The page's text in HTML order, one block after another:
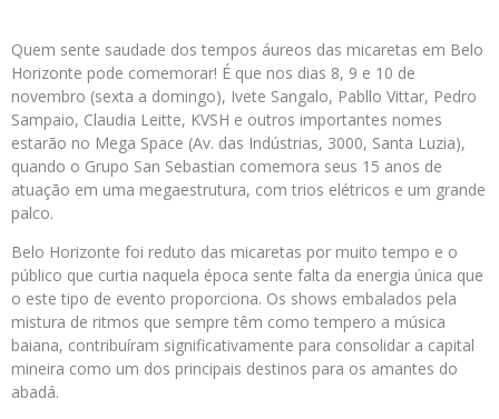
Quem sente saudade dos tempos áureos das micaretas em Belo
Horizonte pode comemorar! É que nos dias 8, 9 e 10 de
novembro (sexta a domingo), Ivete Sangalo, Pabllo Vittar, Pedro
Sampaio, Claudia Leitte, KVSH e outros importantes nomes
estarão no Mega Space (Av. das Indústrias, 3000, Santa Luzia),
quando o Grupo San Sebastian comemora seus 15 anos de
atuação em uma megaestrutura, com trios elétricos e um grande
palco.
Belo Horizonte foi reduto das micaretas por muito tempo e o
público que curtia naquela época sente falta da energia única que
o este tipo de evento proporciona. Os shows embalados pela
mistura de ritmos que sempre têm como tempero a música
baiana, contribuíram significativamente para consolidar a capital
mineira como um dos principais destinos para os amantes do
abadá.